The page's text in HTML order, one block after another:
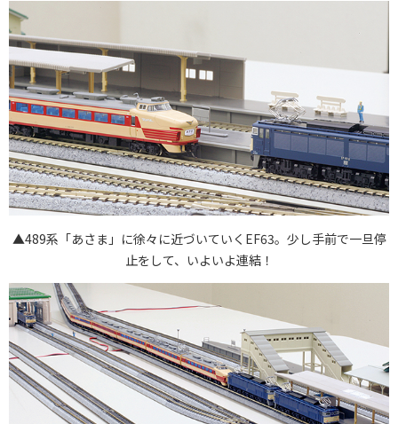
▲489系「あさま」に徐々に近づいていくEF63。少し手前で一旦停
止をして、いよいよ連結！